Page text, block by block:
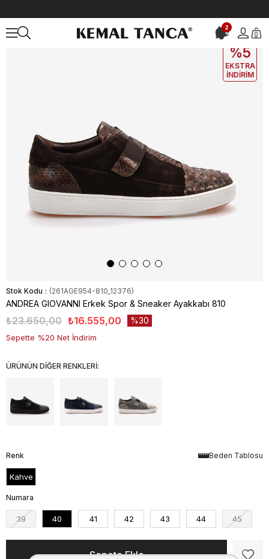
2
2 0
EKLE5
%5
EKSTRA
İNDİRİM
Stok Kodu (261AGE954-810_12376)
ANDREA GIOVANNI Erkek Spor & Sneaker Ayakkabı 810
₺23.650,00 ₺16.555,00 30
Sepette %20 Net İndirim
ÜRÜNÜN DİĞER RENKLERİ:
Beden Tablosu
Renk
Kahve
Numara
39 40 41 42 43 44 45